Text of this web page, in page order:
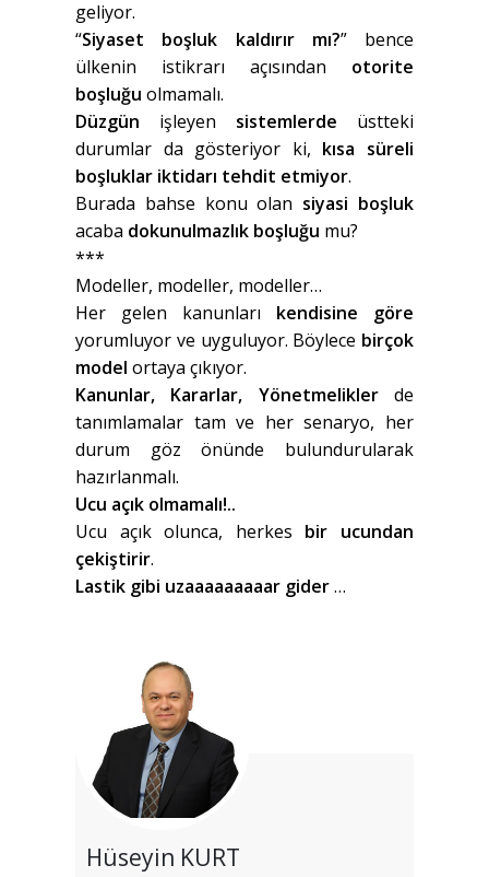
geliyor.
“Siyaset boşluk kaldırır mı?” bence
ülkenin istikrarı açısından otorite
boşluğu olmamalı.
Düzgün işleyen sistemlerde üstteki
durumlar da gösteriyor ki, kısa süreli
boşluklar iktidarı tehdit etmiyor.
Burada bahse konu olan siyasi boşluk
acaba dokunulmazlık boşluğu mu?
***
Modeller, modeller, modeller…
Her gelen kanunları kendisine göre
yorumluyor ve uyguluyor. Böylece birçok
model ortaya çıkıyor.
Kanunlar, Kararlar, Yönetmeliklerde
tanımlamalar tam ve her senaryo, her
durum göz önünde bulundurularak
hazırlanmalı.
Ucu açık olmamalı!..
Ucu açık olunca, herkes bir ucundan
çekiştirir.
Lastik gibi uzaaaaaaaaar gider…
Hüseyin KURT